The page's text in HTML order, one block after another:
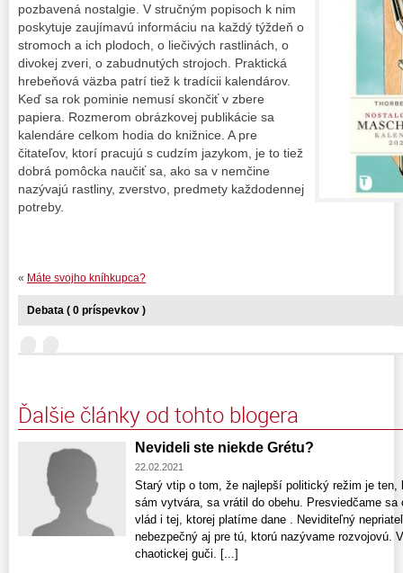
pozbavená nostalgie. V stručným popisoch k nim
poskytuje zaujímavú informáciu na každý týždeň o
stromoch a ich plodoch, o liečivých rastlinách, o
divokej zveri, o zabudnutých strojoch. Praktická
hrebeňová väzba patrí tiež k tradícii kalendárov.
Keď sa rok pominie nemusí skončiť v zbere
papiera. Rozmerom obrázkovej publikácie sa
kalendáre celkom hodia do knižnice. A pre
čitateľov, ktorí pracujú s cudzím jazykom, je to tiež
dobrá pomôcka naučiť sa, ako sa v nemčine
nazývajú rastliny, zverstvo, predmety každodennej
potreby.
« Máte svojho kníhkupca?
Debata ( 0 príspevkov )
Ďalšie články od tohto blogera
Nevideli ste niekde Grétu?
22.02.2021
Starý vtip o tom, že najlepší politický režim je
sám vytvára, sa vrátil do obehu. Presviedčame sa
vlád i tej, ktorej platíme dane . Neviditeľný
nebezpečný aj pre tú, ktorú nazývame rozvojovú.
chaotickej guči. [...]